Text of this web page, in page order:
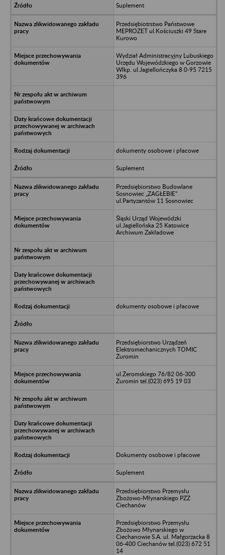
Suplement
Przedsiębiotrstwo Państwowe
MEPROZET ul.Kościuszki 49 Stare
Kurowo
Wydział Administracyjny Lubuskiego
Urzędu Wojewódzkiego w Gorzowie
Wlkp. ul.Jagiellończyka 8 0-95 7215
396
dokumenty osobowe i płacowe
Suplement
Przedsiębiorstwo Budowlane
Sosnowiec „ZAGŁEBIE”
ul.Partyzantów 11 Sosnowiec
Śląski Urząd Wojewódzki
ul.Jagiellońska 25 Katowice
Archiwum Zakładowe
dokumenty osobowe i płacowe
Przedsiębiorstwo Urządzeń
Elektromechanicznych TOMIC
Żuromin
ul.Żeromskiego 76/82 06-300
Żuromin tel.(023) 695 19 03
Dokumenty osobowe i płacowe
Suplement
Przedsiębiorstwo Przemysłu
Zbożowo-Młynarskiego PZZ
Ciechanów
Przedsiębiorstwo Przemysłu
Zbożowo Młynarskiego w
Ciechanowie S.A. ul. Małgorzacka 8
06-400 Ciechanów tel.(023) 672 51
14